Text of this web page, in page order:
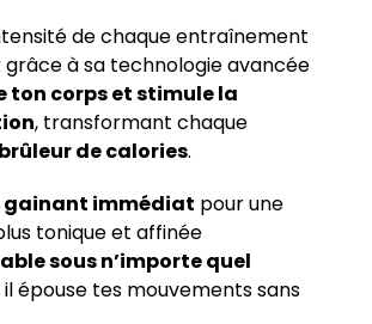
de chaque entraînement
à sa technologie avancée
ton corps et stimule la
, transformant chaque
brûleur de calories.
gainant immédiat pour une
tonique et affinée
sous n’importe quel
il épouse tes mouvements sans